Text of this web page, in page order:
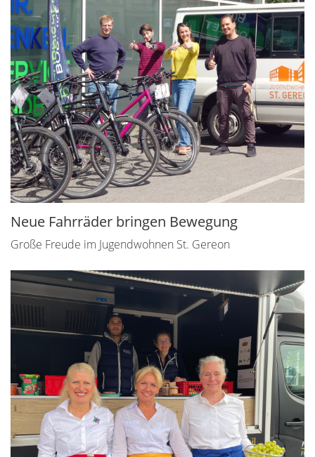
Neue Fahrräder bringen Bewegung
Große Freude im Jugendwohnen St. Gereon